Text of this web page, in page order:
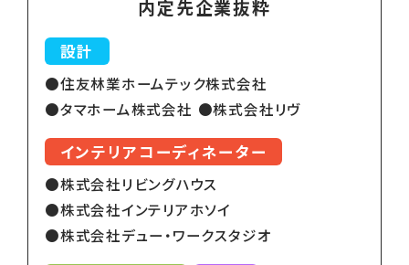
内定先企業抜粋
設計
住友林業ホームテック株式会社
タマホーム株式会社
株式会社リヴ
インテリアコーディネーター
株式会社リビングハウス
株式会社インテリアホソイ
株式会社デュー・ワークスタジオ